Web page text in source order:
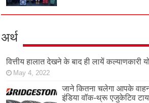
अर्थ
वित्तीय हालात देखने के बाद ही लायें कल्याणकारी
May 4, 2022
जाने कितना चलेगा आपके
इंडिया वॉक-थ्रू एजुकेटिव